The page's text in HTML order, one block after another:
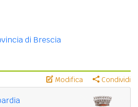
di Brescia
Modifica Condividi